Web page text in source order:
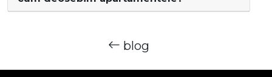
blog